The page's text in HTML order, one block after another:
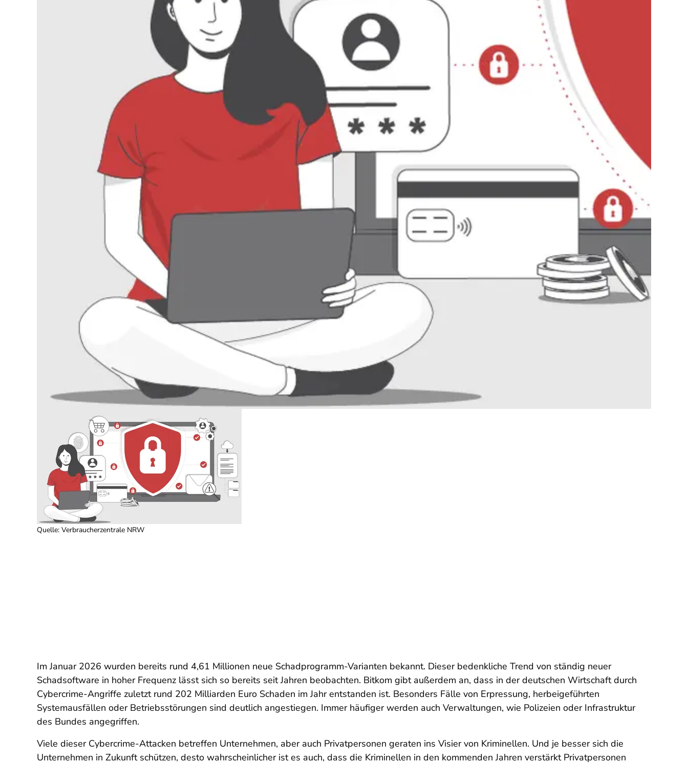
Quelle: Verbraucherzentrale NRW
Im Januar 2026 wurden bereits rund 4,61 Millionen neue Schadprogramm-Varianten bekannt. Dieser bedenkliche Trend von ständig neuer
Schadsoftware in hoher Frequenz lässt sich so bereits seit Jahren beobachten. Bitkom gibt außerdem an, dass in der deutschen Wirtschaft durch
Cybercrime-Angriffe zuletzt rund 202 Milliarden Euro Schaden im Jahr entstanden ist. Besonders Fälle von Erpressung, herbeigeführten
Systemausfällen oder Betriebsstörungen sind deutlich angestiegen. Immer häufiger werden auch Verwaltungen, wie Polizeien oder Infrastruktur
des Bundes angegriffen.
Viele dieser Cybercrime-Attacken betreffen Unternehmen, aber auch Privatpersonen geraten ins Visier von Kriminellen. Und je besser sich die
Unternehmen in Zukunft schützen, desto wahrscheinlicher ist es auch, dass die Kriminellen in den kommenden Jahren verstärkt Privatpersonen